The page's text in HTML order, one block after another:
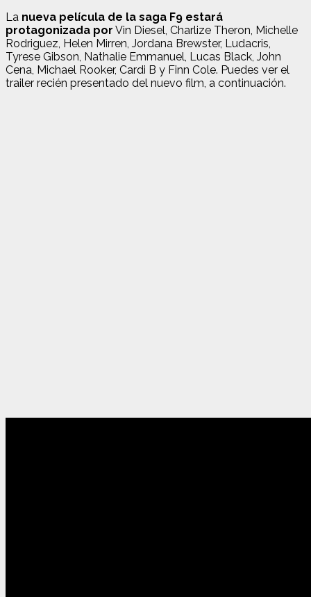
La nueva película de la saga F9 estará
protagonizada por Vin Diesel, Charlize Theron, Michelle
Rodriguez, Helen Mirren, Jordana Brewster, Ludacris,
Tyrese Gibson, Nathalie Emmanuel, Lucas Black, John
Cena, Michael Rooker, Cardi B y Finn Cole. Puedes ver el
trailer recién presentado del nuevo film, a continuación.